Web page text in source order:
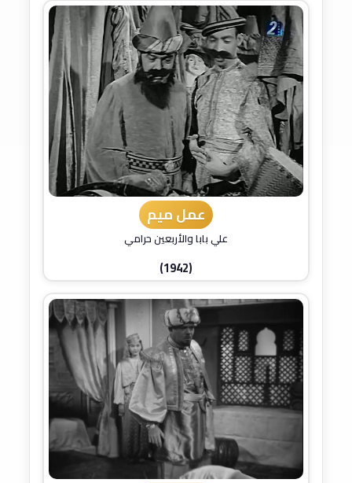
عمل ميم
علي بابا والأربعين حرامي
(1942)